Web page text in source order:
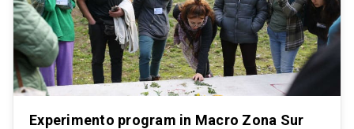
Experimento program in Macro Zona Sur